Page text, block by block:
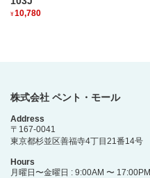
¥10,780
株式会社 ペント・モール
Address
〒167-0041
東京都杉並区善福寺4丁目21番14号
Hours
月曜日〜金曜日 : 9:00AM 〜 17:00PM